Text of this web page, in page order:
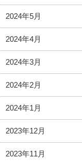
2024年5月
2024年4月
2024年3月
2024年2月
2024年1月
2023年12月
2023年11月